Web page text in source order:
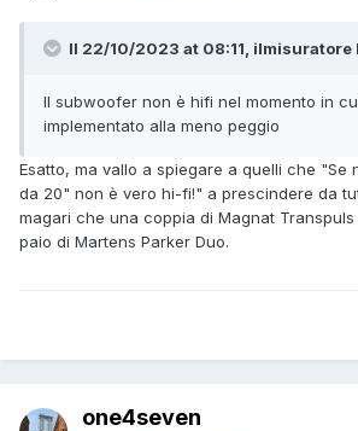
Il 22/10/2023 at 08:11, ilmisuratore
Il subwoofer non è hifi nel momento in
implementato alla meno peggio
Esatto, ma vallo a spiegare a quelli che "Se
da 20" non è vero hi-fi!" a prescindere da
magari che una coppia di Magnat
paio di Martens Parker Duo.
one4seven